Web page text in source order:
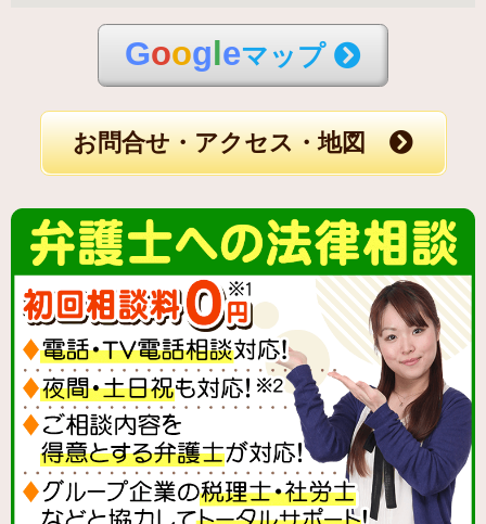
Goog eマップ
お問合せ・アクセス・地図